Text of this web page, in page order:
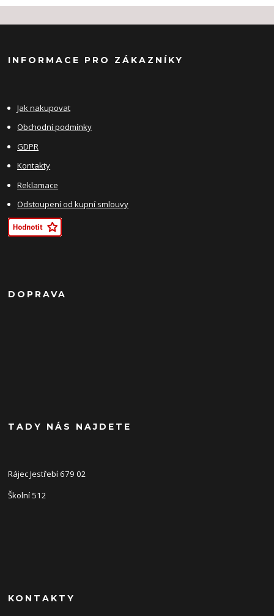
INFORMACE PRO ZÁKAZNÍKY
Jak nakupovat
Obchodní podmínky
GDPR
Kontakty
Reklamace
Odstoupení od kupní smlouvy
DOPRAVA
TADY NÁS NAJDETE
Rájec Jestřebí 679 02
Školní 512
KONTAKTY